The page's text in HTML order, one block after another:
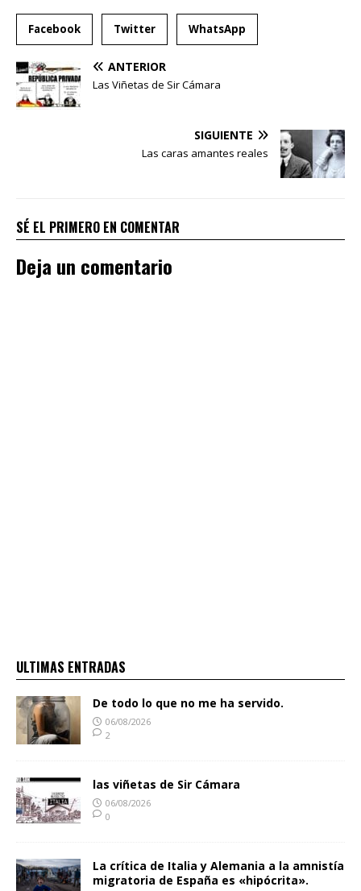
Facebook Twitter WhatsApp
ANTERIOR
Las Viñetas de Sir Cámara
SIGUIENTE
Las caras amantes reales
SÉ EL PRIMERO EN COMENTAR
Deja un comentario
ULTIMAS ENTRADAS
De todo lo que no me ha servido.
06/08/2026
2
las viñetas de Sir Cámara
06/08/2026
0
La crítica de Italia y Alemania a la amnistía
migratoria de España es «hipócrita».